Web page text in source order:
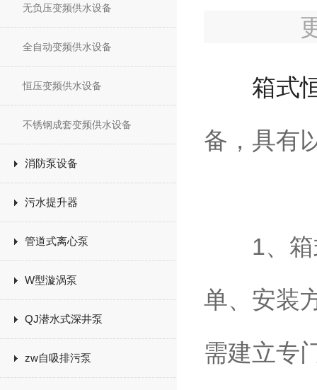
无负压变频供水设备
全自动变频供水设备
恒压变频供水设备
不锈钢成套变频供水设备
消防泵设备
污水提升器
管道式离心泵
W型漩涡泵
QJ潜水式深井泵
zw自吸排污泵
箱式
备，具有
1、箱式
单、安装
需建立专